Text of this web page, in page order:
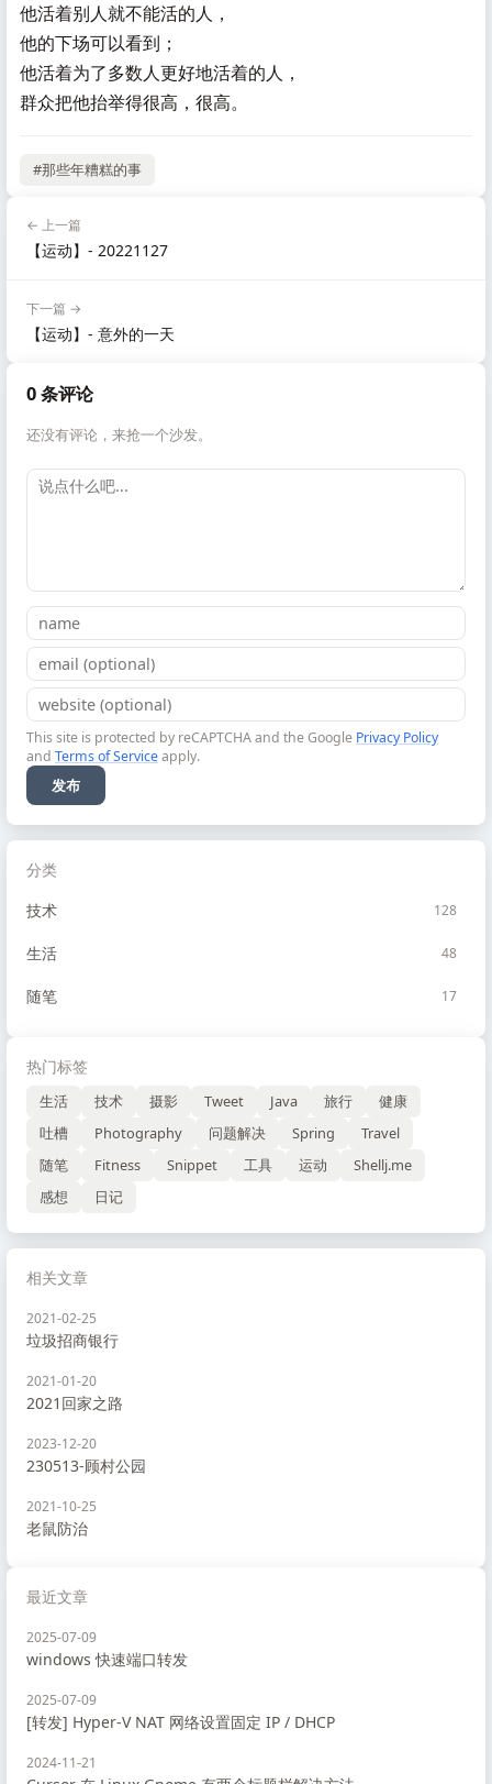
分类
技术
128
生活 48
随笔 17
热门标签
生活 技术 摄影 Tweet Java 旅行
健康
吐槽
Photography 问题解决 Spring
Travel
随笔
Fitness Snippet 工具 运动
Shellj.me
感想
日记
他活着别人就不能活的人，
他的下场可以看到；
他活着为了多数人更好地活着的人，
群众把他抬举得很高，很高。
#那些年糟糕的事
← 上一篇
【运动】- 20221127
下一篇 →
【运动】- 意外的一天
0 条评论
还没有评论，来抢一个沙发。
This site is protected by reCAPTCHA and the Google Privacy Policy
and Terms of Serviceapply.
发布
相关文章
2021-02-25
垃圾招商银行
2021-01-20
2021回家之路
2023-12-20
230513-顾村公园
2021-10-25
老鼠防治
最近文章
2025-07-09
windows 快速端口转发
2025-07-09
[转发] Hyper-V NAT 网络设置固定 IP / DHCP
2024-11-21